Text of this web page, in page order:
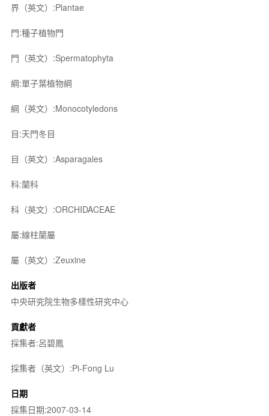
界（英文）:Plantae
門:種子植物門
門（英文）:Spermatophyta
綱:單子葉植物綱
綱（英文）:Monocotyledons
目:天門冬目
目（英文）:Asparagales
科:蘭科
科（英文）:ORCHIDACEAE
屬:線柱蘭屬
屬（英文）:Zeuxine
出版者
中央研究院生物多樣性研究中心
貢獻者
採集者:呂碧鳳
採集者（英文）:Pi-Fong Lu
日期
採集日期:2007-03-14